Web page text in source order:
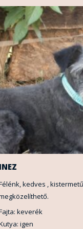
kedves ,
keverék
igen